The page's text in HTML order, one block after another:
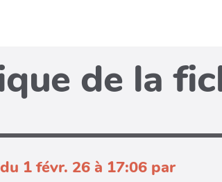
de la
1 févr. 26 à 17:06 par